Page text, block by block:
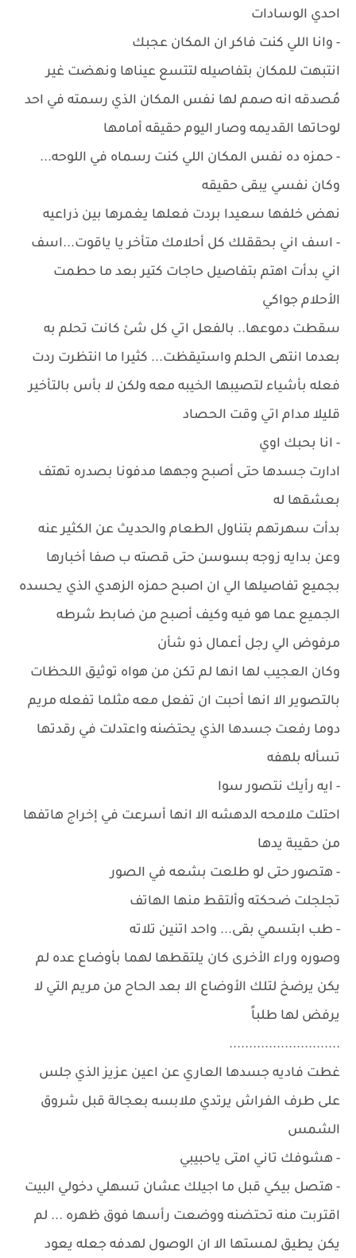
احدي الوسادات
- وانا اللي كنت فاكر ان المكان عجبك
انتبهت للمكان بتفاصيله لتتسع عيناها ونهضت غير
مُصدقه انه صمم لها نفس المكان الذي رسمته في احد
لوحاتها القديمه وصار اليوم حقيقه أمامها
- حمزه ده نفس المكان اللي كنت رسماه في اللوحه...
وكان نفسي يبقى حقيقه
نهض خلفها سعيدا بردت فعلها يغمرها بين ذراعيه
- اسف اني بحققلك كل أحلامك متأخر يا ياقوت...اسف
اني بدأت اهتم بتفاصيل حاجات كتير بعد ما حطمت
الأحلام جواكي
سقطت دموعها.. بالفعل اتي كل شئ كانت تحلم به
بعدما انتهى الحلم واستيقظت... كثيرا ما انتظرت ردت
فعله بأشياء لتصيبها الخيبه معه ولكن لا بأس بالتأخير
قليلا مدام اتي وقت الحصاد
- انا بحبك اوي
ادارت جسدها حتى أصبح وجهها مدفونا بصدره تهتف
بعشقها له
بدأت سهرتهم بتناول الطعام والحديث عن الكثير عنه
وعن بدايه زوجه بسوسن حتى قصته ب صفا أخبارها
بجميع تفاصيلها الي ان اصبح حمزه الزهدي الذي يحسده
الجميع عما هو فيه وكيف أصبح من ضابط شرطه
مرفوض الي رجل أعمال ذو شأن
وكان العجيب لها انها لم تكن من هواه توثيق اللحظات
بالتصوير الا انها أحبت ان تفعل معه مثلما تفعله مريم
دوما رفعت جسدها الذي يحتضنه واعتدلت في رقدتها
تسأله بلهفه
- ايه رأيك نتصور سوا
احتلت ملامحه الدهشه الا انها أسرعت في إخراج هاتفها
من حقيبة يدها
- هتصور حتى لو طلعت بشعه في الصور
تجلجلت ضحكته وألتقط منها الهاتف
- طب ابتسمي بقى... واحد اتنين تلاته
وصوره وراء الأخرى كان يلتقطها لهما بأوضاع عده لم
يكن يرضخ لتلك الأوضاع الا بعد الحاح من مريم التي لا
يرفض لها طلباً
............................
غطت فاديه جسدها العاري عن اعين عزيز الذي جلس
على طرف الفراش يرتدي ملابسه بعجالة قبل شروق
الشمس
- هشوفك تاني امتى ياحبيبي
- هتصل بيكي قبل ما اجيلك عشان تسهلي دخولي البيت
اقتربت منه تحتضنه ووضعت رأسها فوق ظهره ... لم
يكن يطيق لمستها الا ان الوصول لهدفه جعله يعود